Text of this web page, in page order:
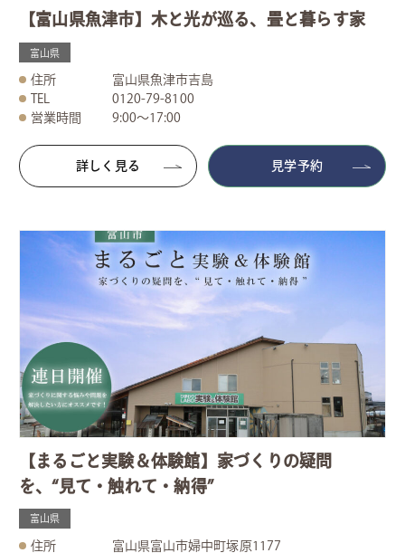
【富山県魚津市】木と光が巡る、畳と暮らす家
富山県
住所
富山県魚津市吉島
TEL
0120-79-8100
営業時間
9:00～17:00
詳しく見る 見学予約
【まるごと実験＆体験館】家づくりの疑問
を、“見て・触れて・納得”
富山県
住所
富山県富山市婦中町塚原1177